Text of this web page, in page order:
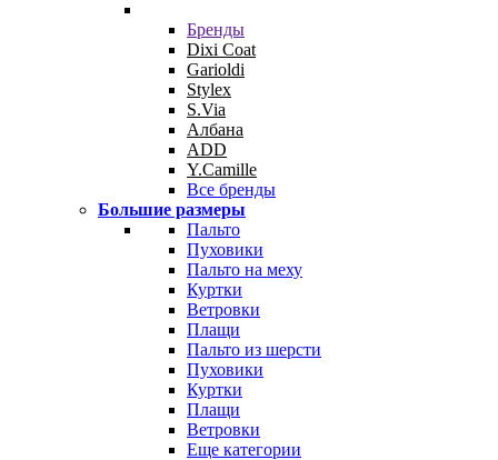
Бренды
Dixi Coat
Garioldi
Stylex
S.Via
Албана
ADD
Y.Camille
Все бренды
Большие размеры
Пальто
Пуховики
Пальто на меху
Куртки
Ветровки
Плащи
Пальто из шерсти
Пуховики
Куртки
Плащи
Ветровки
Еще категории